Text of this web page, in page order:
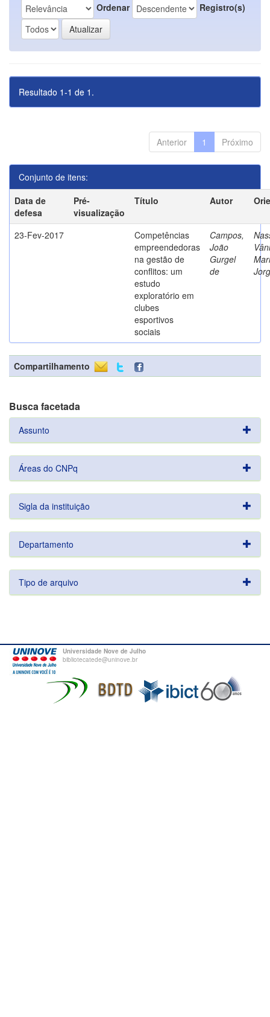
Ordenar Registro(s)
Resultado 1-1 de 1.
Anterior 1 Próximo
Conjunto de itens:
Data de
defesa
Pré-
visualização
Título Autor
23-Fev-2017
Competências
empreendedoras
na gestão de
conflitos: um
estudo
exploratório em
clubes
esportivos
sociais
Campos,
João
Gurgel
de
Compartilhamento
Busca facetada
Assunto
Áreas do CNPq
Sigla da instituição
Departamento
Tipo de arquivo
Universidade Nove de Julho
bibliotecatede@uninove.br